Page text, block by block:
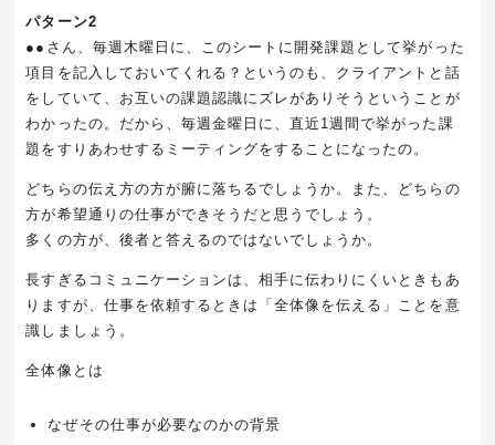
パターン2
●●さん、毎週木曜日に、このシートに開発課題として挙がった
項目を記入しておいてくれる？というのも、クライアントと話
をしていて、お互いの課題認識にズレがありそうということが
わかったの。だから、毎週金曜日に、直近1週間で挙がった課
題をすりあわせするミーティングをすることになったの。
どちらの伝え方の方が腑に落ちるでしょうか。また、どちらの
方が希望通りの仕事ができそうだと思うでしょう。
多くの方が、後者と答えるのではないでしょうか。
長すぎるコミュニケーションは、相手に伝わりにくいときもあ
りますが、仕事を依頼するときは「全体像を伝える」ことを意
識しましょう。
全体像とは
なぜその仕事が必要なのかの背景